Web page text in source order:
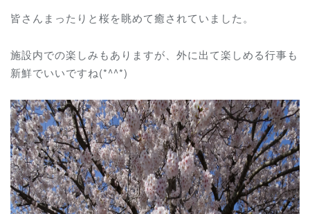
皆さんまったりと桜を眺めて癒されていました。
施設内での楽しみもありますが、外に出て楽しめる行事も
新鮮でいいですね(*^^*)